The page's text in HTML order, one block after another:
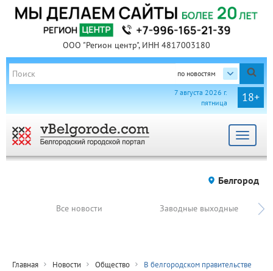
ООО "Регион центр", ИНН 4817003180
по новостям
18+
7 августа 2026 г.
пятница
Toggle
Белгород
Все новости Заводные выходные
Главная Новости Общество
В белгородском правительстве